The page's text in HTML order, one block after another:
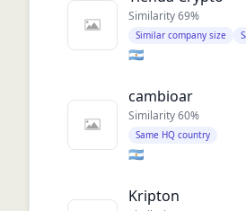
Similarity69%
Similar company size
🇦🇷
cambioar
Similarity60%
Same HQ country
🇦🇷
Kripton